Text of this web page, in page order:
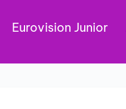
Eurovision Junior